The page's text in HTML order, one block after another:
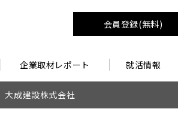
会員登録(無料)
企業取材レポート 就活情報
大成建設株式会社